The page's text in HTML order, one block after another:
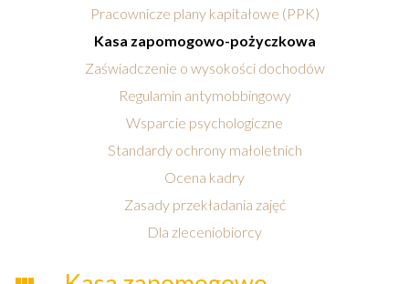
Pracownicze plany kapitałowe (PPK)
Kasa zapomogowo-pożyczkowa
Zaświadczenie o wysokości dochodów
Regulamin antymobbingowy
Wsparcie psychologiczne
Standardy ochrony małoletnich
Ocena kadry
Zasady przekładania zajęć
Dla zleceniobiorcy